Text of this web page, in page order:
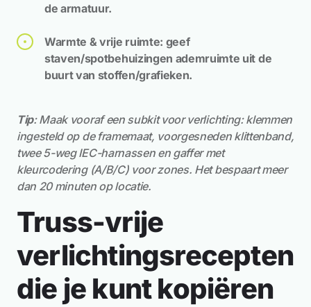
de armatuur.
Warmte & vrije ruimte: geef
staven/spotbehuizingen ademruimte uit de
buurt van stoffen/grafieken.
Tip: Maak vooraf een subkit voor verlichting: klemmen
ingesteld op de framemaat, voorgesneden klittenband,
twee 5-weg IEC-harnassen en gaffer met
kleurcodering (A/B/C) voor zones. Het bespaart meer
dan 20 minuten op locatie.
Truss-vrije
verlichtingsrecepten
die je kunt kopiëren